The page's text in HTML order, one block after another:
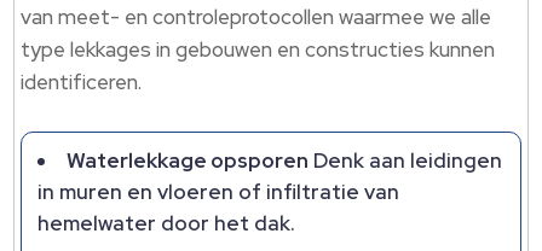
van meet- en controleprotocollen waarmee we alle
type lekkages in gebouwen en constructies kunnen
identificeren.
Waterlekkage opsporen Denk aan leidingen
in muren en vloeren of infiltratie van
hemelwater door het dak.